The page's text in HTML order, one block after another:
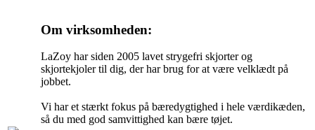
Om virksomheden:
LaZoy har siden 2005 lavet strygefri skjorter og
skjortekjoler til dig, der har brug for at være velklædt på
jobbet.
Vi har et stærkt fokus på bæredygtighed i hele værdikæden,
så du med god samvittighed kan bære tøjet.